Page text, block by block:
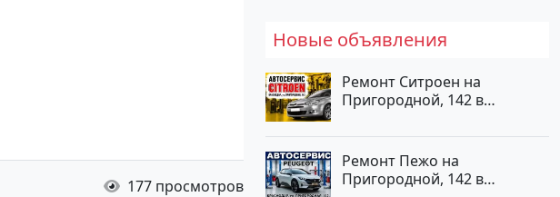
177 просмотров
Новые объявления
Ремонт Ситроен на
Пригородной, 142 в
Ремонт Пежо на
Пригородной, 142 в